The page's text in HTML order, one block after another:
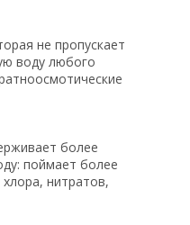
не пропускает
воду любого
более
поймает более
нитратов,